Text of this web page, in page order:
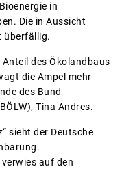
in
Die in Aussicht
überfällig.
des Ökolandbaus
die Ampel mehr
des Bund
Tina Andres.
sieht der Deutsche
auf den